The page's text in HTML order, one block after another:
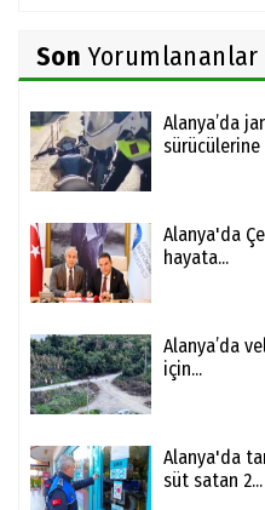
Son Yorumlananlar
Alanya’da
sürücülerine
Alanya'da
hayata...
Alanya’da
için...
Alanya'da
süt satan 2...